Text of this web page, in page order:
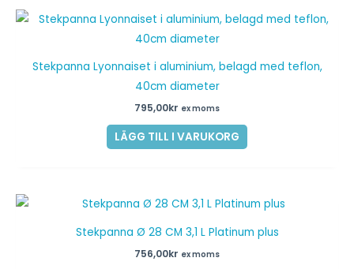
Stekpanna Lyonnaiset i aluminium, belagd med teflon,
40cm diameter
795,00kr ex moms
LÄGG TILL I VARUKORG
Stekpanna Ø 28 CM 3,1 L Platinum plus
756,00kr ex moms